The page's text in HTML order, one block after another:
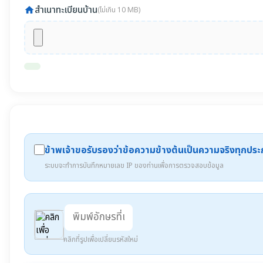
homeสำเนาทะเบียนบ้าน(ไม่เกิน 10 MB)
ข้าพเจ้าขอรับรองว่าข้อความข้างต้นเป็นความจริงทุกประ
ระบบจะทำการบันทึกหมายเลข IP ของท่านเพื่อการตรวจสอบข้อมูล
คลิกที่รูปเพื่อเปลี่ยนรหัสใหม่